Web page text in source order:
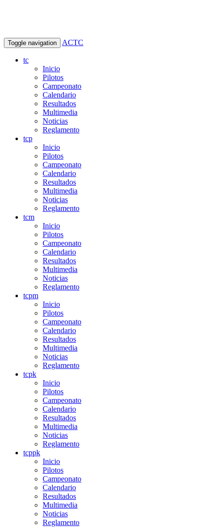
Toggle navigation ACTC
tc
Inicio
Pilotos
Campeonato
Calendario
Resultados
Multimedia
Noticias
Reglamento
tcp
Inicio
Pilotos
Campeonato
Calendario
Resultados
Multimedia
Noticias
Reglamento
tcm
Inicio
Pilotos
Campeonato
Calendario
Resultados
Multimedia
Noticias
Reglamento
tcpm
Inicio
Pilotos
Campeonato
Calendario
Resultados
Multimedia
Noticias
Reglamento
tcpk
Inicio
Pilotos
Campeonato
Calendario
Resultados
Multimedia
Noticias
Reglamento
tcppk
Inicio
Pilotos
Campeonato
Calendario
Resultados
Multimedia
Noticias
Reglamento